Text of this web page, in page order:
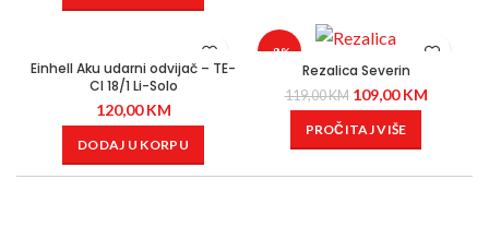
Einhell Aku udarni odvijač – TE-
CI 18/1 Li-Solo
120,00KM
DODAJ U KORPU
-8%
Rezalica Severin
119,00KM 109,00KM
PROČITAJ VIŠE